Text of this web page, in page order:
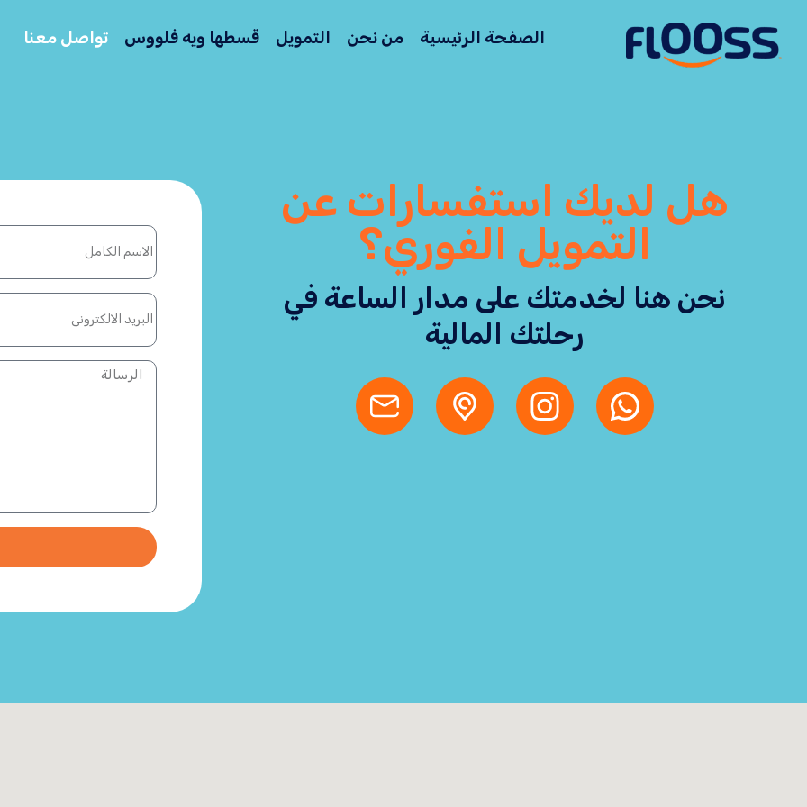
الصفحة الرئيسية من نحن التمويل قسطها ويه فلووس تواصل معنا
هل لديك استفسارات عن
التمويل الفوري؟
نحن هنا لخدمتك على مدار الساعة في
رحلتك المالية